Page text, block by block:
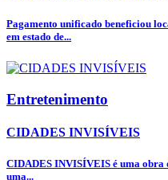
Pagamento unificado beneficiou
em estado de...
Entretenimento
CIDADES INVISÍVEIS
CIDADES INVISÍVEIS é uma obra
uma...